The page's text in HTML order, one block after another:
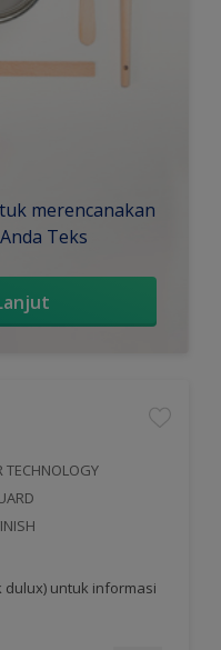
merencanakan
Teks
TECHNOLOGY
dulux) untuk informasi